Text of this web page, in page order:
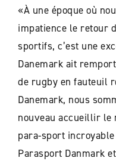
«À une époque où
impatience le retour
sportifs, c’est une
Danemark ait
de rugby en fauteuil
Danemark, nous
nouveau accueillir le
para-sport
Parasport Danmark et